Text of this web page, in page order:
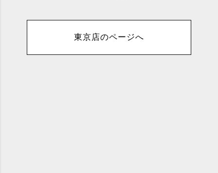
東京店のページへ